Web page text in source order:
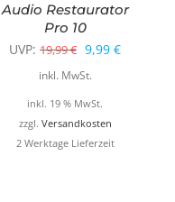
Audio Restaurator
Pro 10
UVP: 19,99€ Ursprünglicher
Preis
war:
19,99 €
9,99 €Aktueller
inkl. MwSt.
inkl. 19 % MwSt.
zzgl. Versandkosten
2 Werktage Lieferzeit